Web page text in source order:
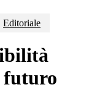
Editoriale
futuro